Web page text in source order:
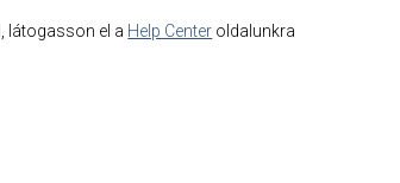
látogasson el a Help Center oldalunkra